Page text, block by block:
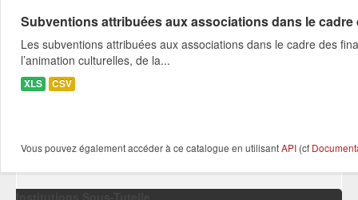
Subventions attribuées aux associations dans le
Les subventions attribuées aux associations dans le cadre des
l’animation culturelles, de la...
XLS CSV
Vous pouvez également accéder à ce catalogue en utilisantAPI (cf